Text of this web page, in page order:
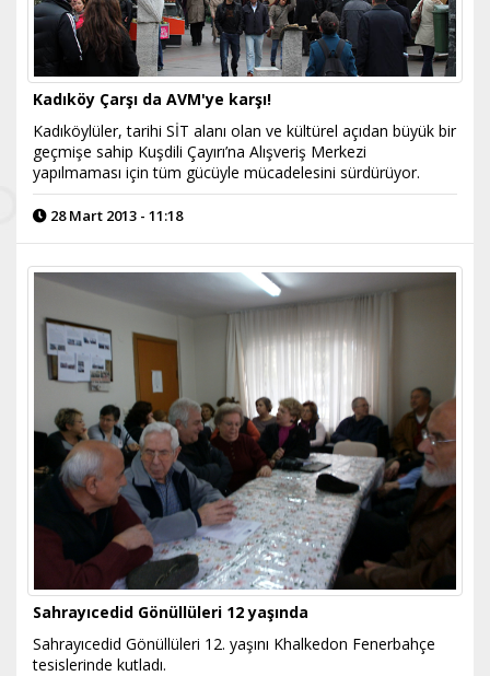
Kadıköy Çarşı da AVM'ye karşı!
Kadıköylüler, tarihi SİT alanı olan ve kültürel açıdan büyük bir
geçmişe sahip Kuşdili Çayırı’na Alışveriş Merkezi
yapılmaması için tüm gücüyle mücadelesini sürdürüyor.
28 Mart 2013 - 11:18
Sahrayıcedid Gönüllüleri 12 yaşında
Sahrayıcedid Gönüllüleri 12. yaşını Khalkedon Fenerbahçe
tesislerinde kutladı.